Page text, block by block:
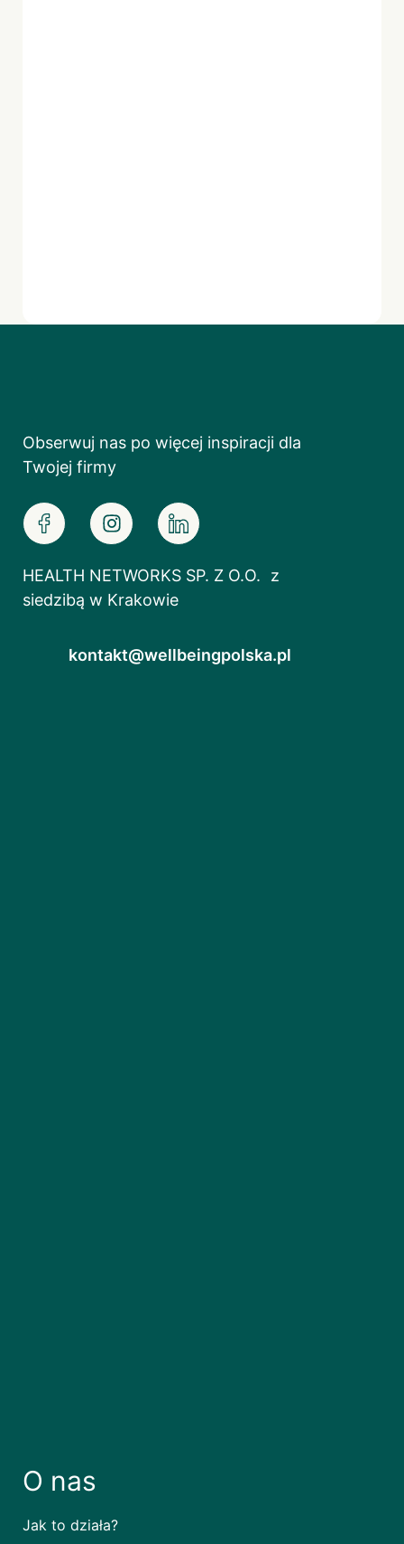
Obserwuj nas po więcej inspiracji dla
Twojej firmy
HEALTH NETWORKS SP. Z O.O. z
siedzibą w Krakowie
kontakt@wellbeingpolska.pl
O nas
Jak to działa?